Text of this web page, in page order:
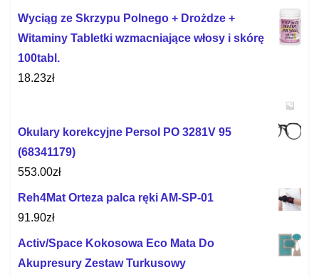
Wyciąg ze Skrzypu Polnego + Drożdze +
Witaminy Tabletki wzmacniające włosy i skórę
100tabl.
18.23zł
Okulary korekcyjne Persol PO 3281V 95
(68341179)
553.00zł
Reh4Mat Orteza palca ręki AM-SP-01
91.90zł
Activ/Space Kokosowa Eco Mata Do
Akupresury Zestaw Turkusowy